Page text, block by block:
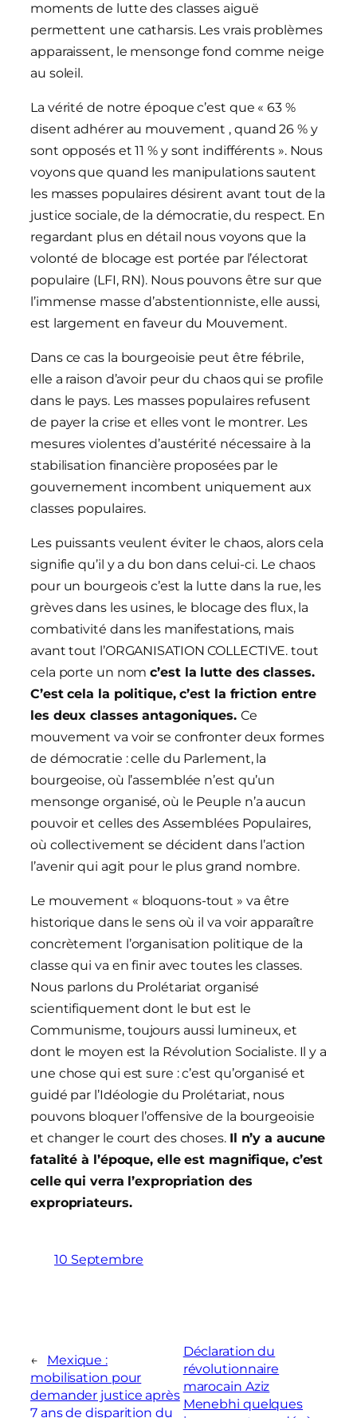
moments de lutte des classes aiguë
permettent une catharsis. Les vrais problèmes
apparaissent, le mensonge fond comme neige
au soleil.
La vérité de notre époque c’est que « 63 %
disent adhérer au mouvement , quand 26 % y
sont opposés et 11 % y sont indifférents ». Nous
voyons que quand les manipulations sautent
les masses populaires désirent avant tout de la
justice sociale, de la démocratie, du respect. En
regardant plus en détail nous voyons que la
volonté de blocage est portée par l’électorat
populaire (LFI, RN). Nous pouvons être sur que
l’immense masse d’abstentionniste, elle aussi,
est largement en faveur du Mouvement.
Dans ce cas la bourgeoisie peut être fébrile,
elle a raison d’avoir peur du chaos qui se profile
dans le pays. Les masses populaires refusent
de payer la crise et elles vont le montrer. Les
mesures violentes d’austérité nécessaire à la
stabilisation financière proposées par le
gouvernement incombent uniquement aux
classes populaires.
Les puissants veulent éviter le chaos, alors cela
signifie qu’il y a du bon dans celui-ci. Le chaos
pour un bourgeois c’est la lutte dans la rue, les
grèves dans les usines, le blocage des flux, la
combativité dans les manifestations, mais
avant tout l’ORGANISATION COLLECTIVE. tout
cela porte un nomc’est la lutte des classes.
C’est cela la politique, c’est la friction entre
les deux classes antagoniques. Ce
mouvement va voir se confronter deux formes
de démocratie : celle du Parlement, la
bourgeoise, où l’assemblée n’est qu’un
mensonge organisé, où le Peuple n’a aucun
pouvoir et celles des Assemblées Populaires,
où collectivement se décident dans l’action
l’avenir qui agit pour le plus grand nombre.
Le mouvement « bloquons-tout » va être
historique dans le sens où il va voir apparaître
concrètement l’organisation politique de la
classe qui va en finir avec toutes les classes.
Nous parlons du Prolétariat organisé
scientifiquement dont le but est le
Communisme, toujours aussi lumineux, et
dont le moyen est la Révolution Socialiste. Il y a
une chose qui est sure : c’est qu’organisé et
guidé par l’Idéologie du Prolétariat, nous
pouvons bloquer l’offensive de la bourgeoisie
et changer le court des choses. Il n’y a aucune
fatalité à l’époque, elle est magnifique, c’est
celle qui verra l’expropriation des
expropriateurs.
10 Septembre
←
Mexique :
mobilisation pour
demander justice après
7 ans de disparition du
Déclaration du
révolutionnaire
marocain Aziz
Menebhi quelques